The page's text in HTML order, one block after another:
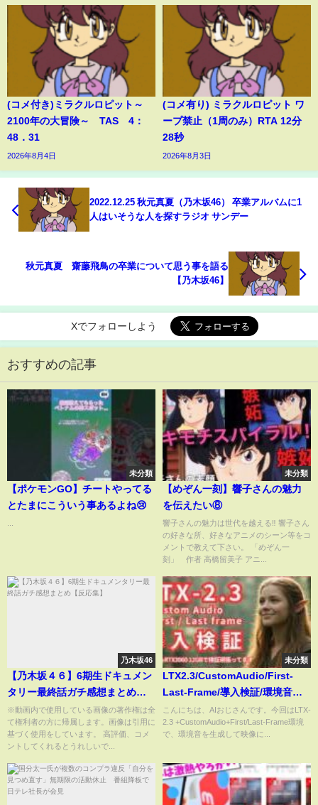
(コメ付き)ミラクルロピット～
2100年の大冒険～ TAS 4：
48．31
2026年8月4日
(コメ有り) ミラクルロピット ワ
ープ禁止（1周のみ）RTA 12分
28秒
2026年8月3日
2022.12.25 秋元真夏（乃木坂46） 卒業アルバムに1
人はいそうな人を探すラジオ サンデー
秋元真夏 齋藤飛鳥の卒業について思う事を語る
【乃木坂46】
Xでフォローしよう
おすすめの記事
未分類
【ポケモンGO】チートやってる
とたまにこういう事あるよね😢
未分類
【めぞん一刻】響子さんの魅力
を伝えたい⑧
響子さんの魅力は世代を越える‼ 響子さん
の好きな所、好きなアニメのシーン等をコ
メントで教えて下さい。 「めぞん一
刻」 作者 高橋留美子 アニ...
乃木坂46
【乃木坂４６】6期生ドキュメン
タリー最終話ガチ感想まとめ
【反応集】
※動画内で使用している画像の著作権は全
て権利者の方に帰属します。画像は引用に
基づく使用をしています。 高評価、コメ
ントしてくれるとうれしいで...
未分類
LTX2.3/CustomAudio/First-
Last-Frame/導入検証/環境音を
生成して映像に上手く合うのか
検証してみた！
こんにちは、AIおじさんです。今回はLTX-
2.3 +CustomAudio+First/Last-Frame環境
で、環境音を生成して映像に...